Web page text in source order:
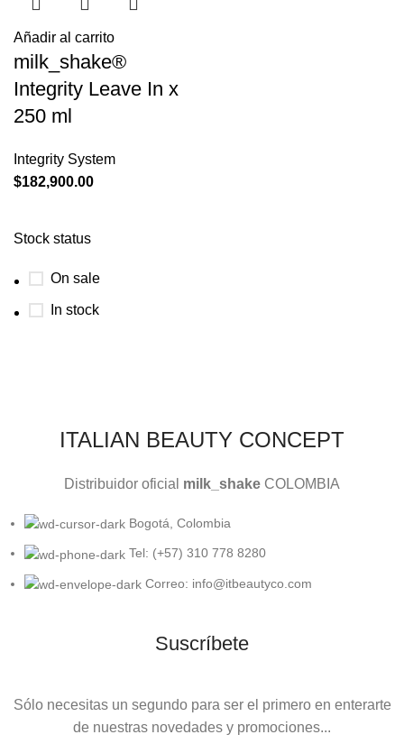
Stock status
On sale
In stock
Añadir al carrito
milk_shake®
Integrity Leave In x
250 ml
Integrity System
$182,900.00
ITALIAN BEAUTY CONCEPT
Distribuidor oficial milk_shake COLOMBIA
Bogotá, Colombia
Tel: (+57) 310 778 8280
Correo: info@itbeautyco.com
Suscríbete
Sólo necesitas un segundo para ser el primero en enterarte
de nuestras novedades y promociones...